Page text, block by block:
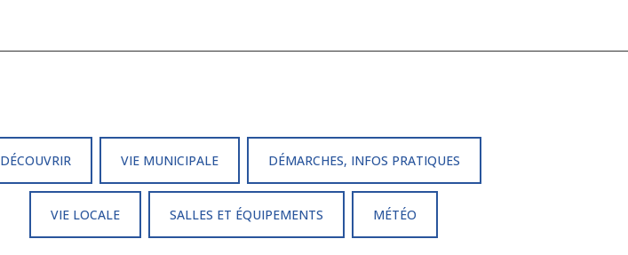
DÉCOUVRIR VIE MUNICIPALE DÉMARCHES, INFOS PRATIQUES
VIE LOCALE SALLES ET ÉQUIPEMENTS MÉTÉO